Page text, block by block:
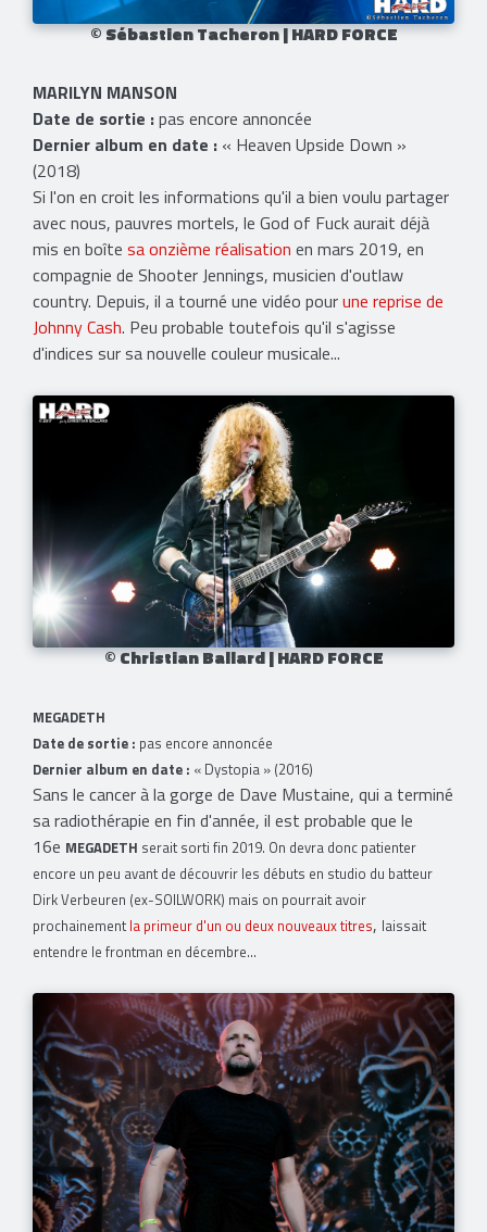
© Sébastien Tacheron | HARD FORCE
MARILYN MANSON
Date de sortie :pas encore annoncée
Dernier album en date : « Heaven Upside Down »
(2018)
Si l'on en croit les informations qu'il a bien voulu partager
avec nous, pauvres mortels, le God of Fuck aurait déjà
mis en boîte sa onzième réalisation en mars 2019, en
compagnie de Shooter Jennings, musicien d'outlaw
country. Depuis, il a tourné une vidéo pourune reprise de
Johnny Cash. Peu probable toutefois qu'il s'agisse
d'indices sur sa nouvelle couleur musicale...
© Christian Ballard | HARD FORCE
MEGADETH
Date de sortie : pas encore annoncée
Dernier album en date : « Dystopia » (2016)
Sans le cancer à la gorge de Dave Mustaine, qui a terminé
sa radiothérapie en fin d'année, il est probable que le
16e MEGADETH serait sorti fin 2019. On devra donc patienter
encore un peu avant de découvrir les débuts en studio du batteur
Dirk Verbeuren (ex-SOILWORK) mais on pourrait avoir
prochainement la primeur d'un ou deux nouveaux titres, laissait
entendre le frontman en décembre...